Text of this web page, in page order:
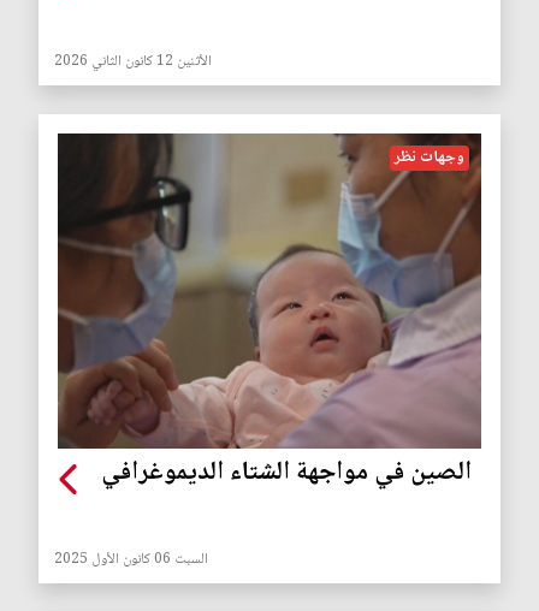
الأثنين 12 كانون الثاني 2026
وجهات نظر
الصين في مواجهة الشتاء الديموغرافي
السبت 06 كانون الأول 2025